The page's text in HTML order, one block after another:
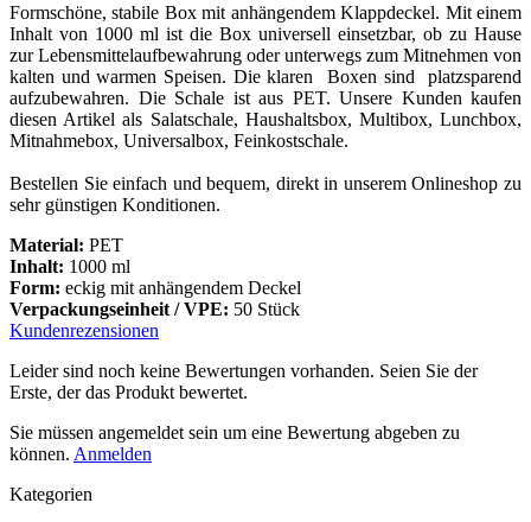
Formschöne, stabile Box mit anhängendem Klappdeckel. Mit einem
Inhalt von 1000 ml ist die Box universell einsetzbar, ob zu Hause
zur Lebensmittelaufbewahrung oder unterwegs zum Mitnehmen von
kalten und warmen Speisen. Die klaren Boxen sind platzsparend
aufzubewahren. Die Schale ist aus PET. Unsere Kunden kaufen
diesen Artikel als Salatschale, Haushaltsbox, Multibox, Lunchbox,
Mitnahmebox, Universalbox, Feinkostschale.
Bestellen Sie einfach und bequem, direkt in unserem Onlineshop zu
sehr günstigen Konditionen.
Material: PET
Inhalt: 1000 ml
Form: eckig mit anhängendem Deckel
Verpackungseinheit / VPE: 50 Stück
Kundenrezensionen
Leider sind noch keine Bewertungen vorhanden. Seien Sie der
Erste, der das Produkt bewertet.
Sie müssen angemeldet sein um eine Bewertung abgeben zu
können. Anmelden
Kategorien